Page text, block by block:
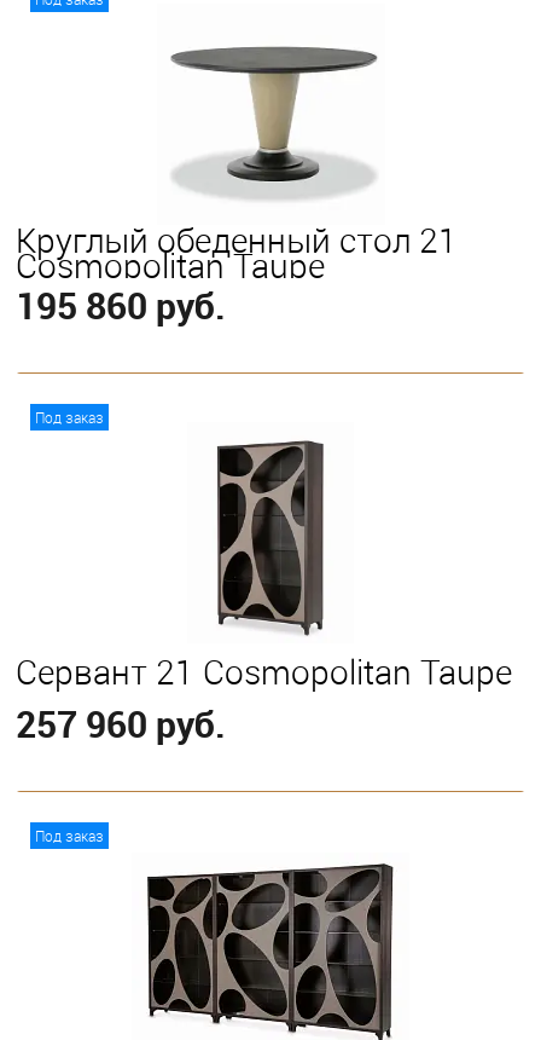
Круглый обеденный стол 21
Cosmopolitan Taupe
195 860 руб.
Под заказ
Сервант 21 Cosmopolitan Taupe
257 960 руб.
Под заказ